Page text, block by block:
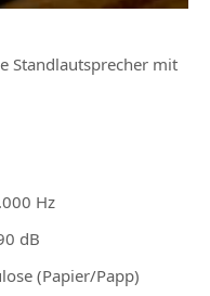
Standlautsprecher mit
Hz
dB
(Papier/Papp)